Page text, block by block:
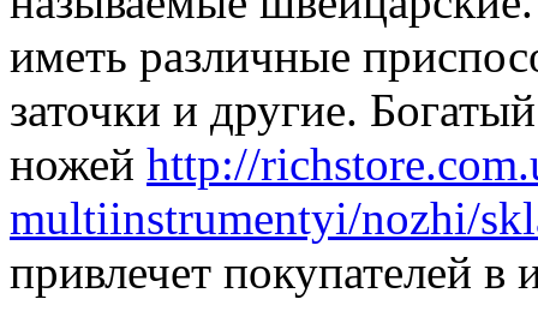
иметь различные
заточки и другие.
ножей http://
multiinstrumentyi/nozhi/
привлечет покупателей в